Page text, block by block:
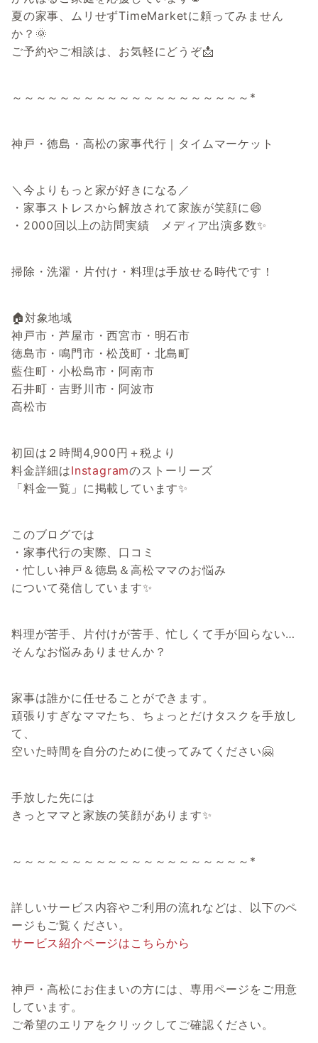
夏の家事、ムリせずTimeMarketに頼ってみません
か？🌞
ご予約やご相談は、お気軽にどうぞ📩
～～～～～～～～～～～～～～～～～～～～*
神戸・徳島・高松の家事代行｜タイムマーケット
＼今よりもっと家が好きになる／
・家事ストレスから解放されて家族が笑顔に😄
・2000回以上の訪問実績 メディア出演多数✨
掃除・洗濯・片付け・料理は手放せる時代です！
🏠対象地域
神戸市・芦屋市・西宮市・明石市
徳島市・鳴門市・松茂町・北島町
藍住町・小松島市・阿南市
石井町・吉野川市・阿波市
高松市
初回は２時間4,900円＋税より
料金詳細はInstagramのストーリーズ
「料金一覧」に掲載しています✨
このブログでは
・家事代行の実際、口コミ
・忙しい神戸＆徳島＆高松ママのお悩み
について発信しています✨
料理が苦手、片付けが苦手、忙しくて手が回らない…
そんなお悩みありませんか？
家事は誰かに任せることができます。
頑張りすぎなママたち、ちょっとだけタスクを手放し
て、
空いた時間を自分のために使ってみてください🤗
手放した先には
きっとママと家族の笑顔があります✨
～～～～～～～～～～～～～～～～～～～～*
詳しいサービス内容やご利用の流れなどは、以下のペ
ージもご覧ください。
サービス紹介ページはこちらから
神戸・高松にお住まいの方には、専用ページをご用意
しています。
ご希望のエリアをクリックしてご確認ください。